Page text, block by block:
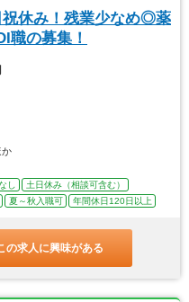
祝休み！残業少なめ◎薬
職の募集！
し
土日休み（相談可含む）
夏～秋入職可 年間休日120日以上
の求人に興味がある